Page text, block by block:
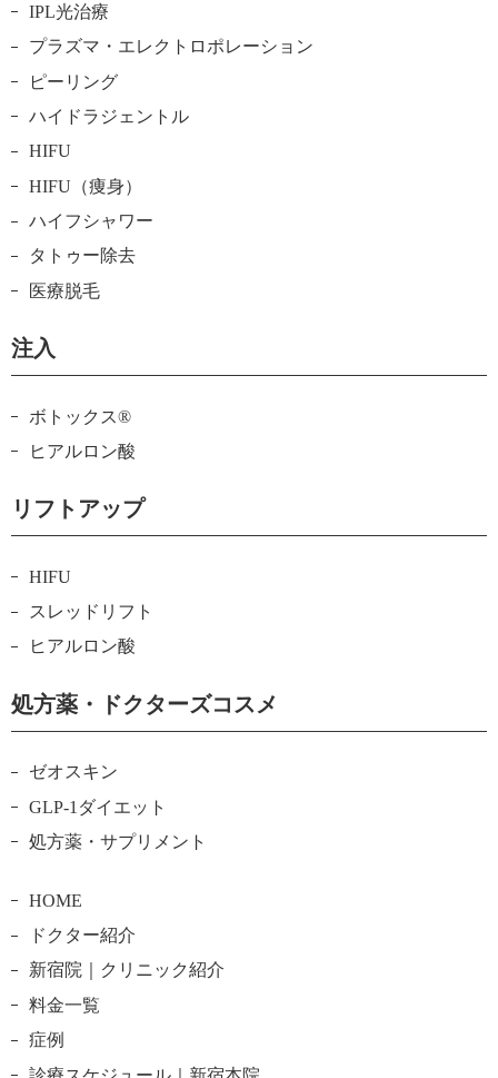
IPL光治療
プラズマ・エレクトロポレーション
ピーリング
ハイドラジェントル
HIFU
HIFU（痩身）
ハイフシャワー
タトゥー除去
医療脱毛
注入
ボトックス®
ヒアルロン酸
リフトアップ
HIFU
スレッドリフト
ヒアルロン酸
処方薬・ドクターズコスメ
ゼオスキン
GLP-1ダイエット
処方薬・サプリメント
HOME
ドクター紹介
新宿院｜クリニック紹介
料金一覧
症例